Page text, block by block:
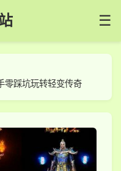
☰
零踩坑玩转轻变传奇